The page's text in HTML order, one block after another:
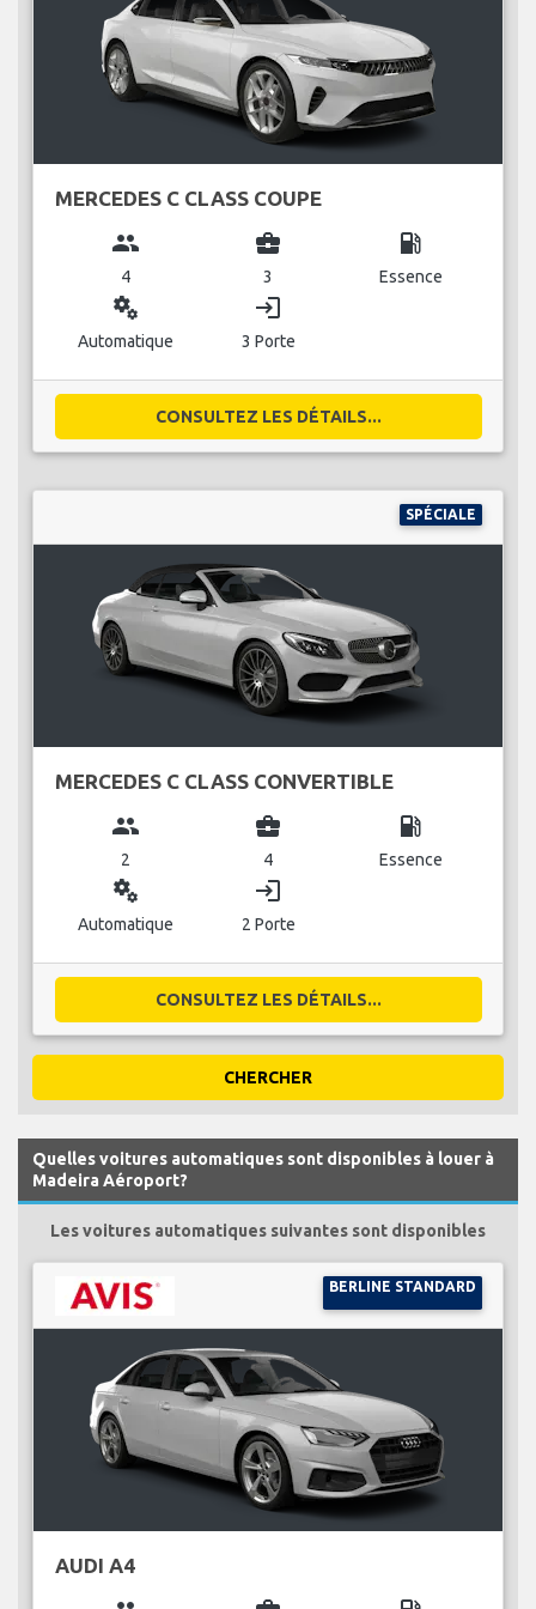
MERCEDES C CLASS COUPE
group
4
business_center
3
local_gas_station
Essence
miscellaneous_services
Automatique
login
3 Porte
CONSULTEZ LES DÉTAILS...
SPÉCIALE
MERCEDES C CLASS CONVERTIBLE
group
2
business_center
4
local_gas_station
Essence
miscellaneous_services
Automatique
login
2 Porte
CONSULTEZ LES DÉTAILS...
CHERCHER
Quelles voitures automatiques sont disponibles à louer à
Madeira Aéroport?
Les voitures automatiques suivantes sont disponibles
BERLINE STANDARD
AUDI A4